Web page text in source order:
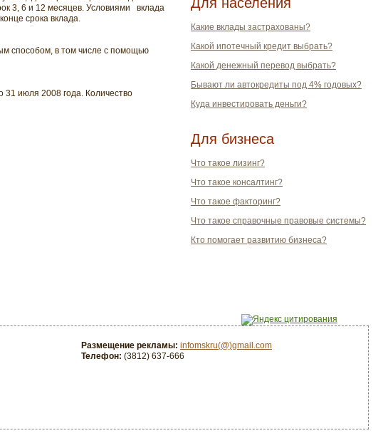
3, 6 и 12 месяцев. Условиями вклада
срока вклада.
способом, в том числе с помощью
июля 2008 года. Количество
Какие вклады застрахованы?
Какой ипотечный кредит выбрать?
Какой денежный перевод выбрать?
Бывают ли автокредиты под 4% годовых?
Куда инвестировать деньги?
Для бизнеса
Что такое лизинг?
Что такое консалтинг?
Что такое факторинг?
Что такое справочные правовые системы?
Кто помогает развитию бизнеса?
Размещение рекламы: infomskru(@)gmail.com
Телефон: (3812) 637-666